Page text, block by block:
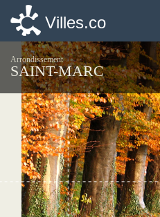
Villes.co
Arrondissement
SAINT-MARC
Villes.co